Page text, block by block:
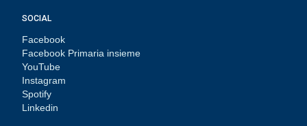
SOCIAL
Facebook
Facebook Primaria insieme
YouTube
Instagram
Spotify
Linkedin